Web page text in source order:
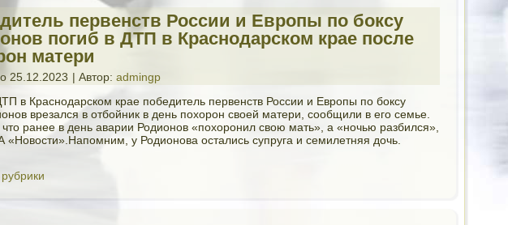
первенств России и Европы по боксу
погиб в ДТП в Краснодарском крае после
матери
25.12.2023 | Автор: admingp
в Краснодарском крае победитель первенств России и Европы по боксу
врезался в отбойник в день похорон своей матери, сообщили в его семье.
ранее в день аварии Родионов «похоронил свою мать», а «ночью разбился»,
«Новости».Напомним, у Родионова остались супруга и семилетняя дочь.